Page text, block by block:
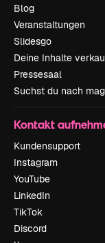
Blog
Veranstaltungen
Slidesgo
Deine Inhalte
Pressesaal
Suchst du nach
Kontakt
Kundensupport
Instagram
YouTube
LinkedIn
TikTok
Discord